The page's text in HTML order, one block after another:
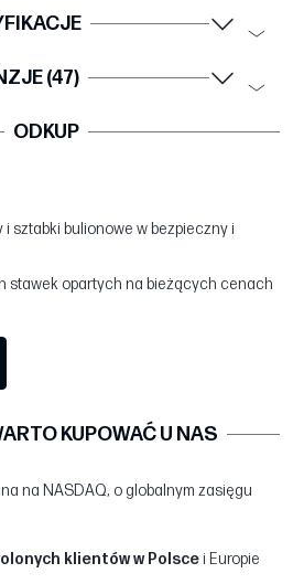
(47)
ODKUP
sztabki bulionowe w bezpieczny i
stawek opartych na bieżących cenach
KUPOWAĆ U NAS
na NASDAQ, o globalnym zasięgu
klientów w Polscei Europie